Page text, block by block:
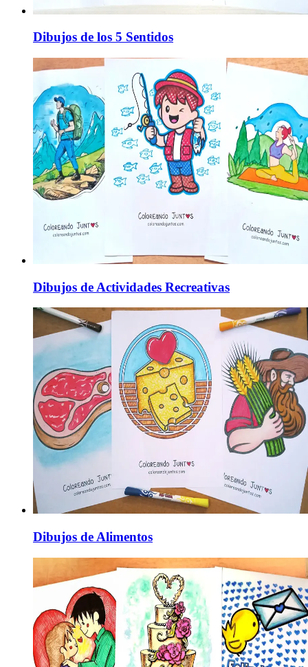
Dibujos de los 5 Sentidos
Dibujos de Actividades Recreativas
Dibujos de Alimentos